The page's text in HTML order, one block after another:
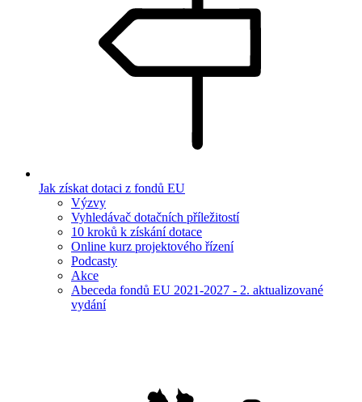
Jak získat dotaci z fondů EU
Výzvy
Vyhledávač dotačních příležitostí
10 kroků k získání dotace
Online kurz projektového řízení
Podcasty
Akce
Abeceda fondů EU 2021-2027 - 2. aktualizované
vydání